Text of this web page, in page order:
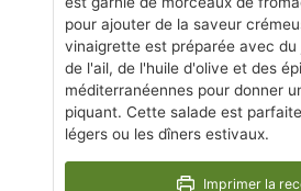
pour ajouter de la saveur
vinaigrette est préparée avec du
de l'ail, de l'huile d'olive et des
méditerranéennes pour donner
piquant. Cette salade est
légers ou les dîners estivaux.
Imprimer la